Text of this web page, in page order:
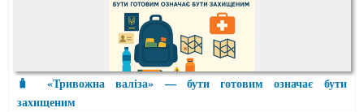
🧳 «Тривожна валіза» — бути готовим означає бути
захищеним